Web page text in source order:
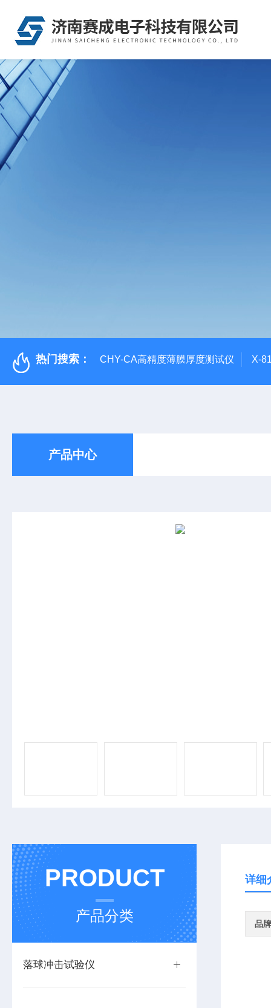
热门搜索： CHY-CA高精度薄膜厚度测试仪 X-
产品中心
PRODUCT
产品分类
落球冲击试验仪
详细
品牌